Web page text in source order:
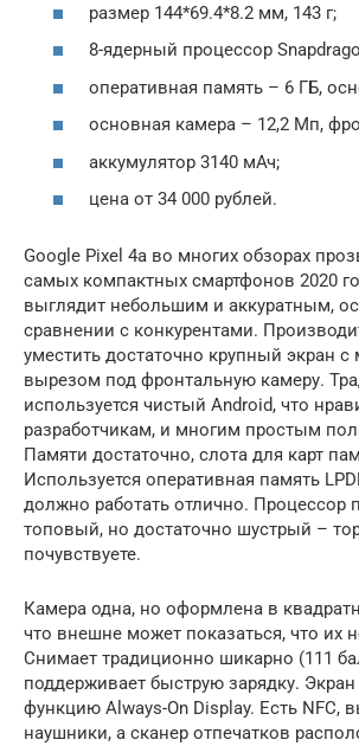
размер 144*69.4*8.2 мм, 143 г;
8-ядерный процессор
оперативная память – 6 ГБ,
основная камера – 12,2 Мп,
аккумулятор 3140 мАч;
цена от 34 000 рублей.
Google Pixel 4a во многих обзорах
самых компактных смартфонов 2020
выглядит небольшим и аккуратным,
сравнении с конкурентами.
уместить достаточно крупный экран
вырезом под фронтальную камеру.
используется чистый Android, что
разработчикам, и многим простым
Памяти достаточно, слота для карт
Используется оперативная память
должно работать отлично. Процессор
топовый, но достаточно шустрый –
почувствуете.
Камера одна, но оформлена в
что внешне может показаться, что их
Снимает традиционно шикарно (111
поддерживает быструю зарядку.
функцию Always-On Display. Есть NFC,
наушники, а сканер отпечатков